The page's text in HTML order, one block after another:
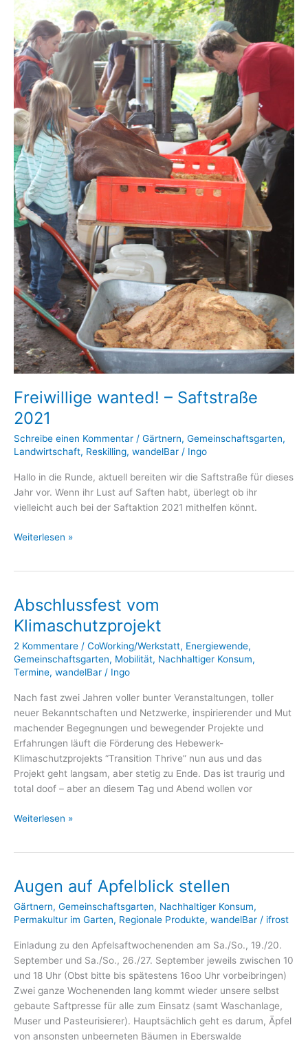
Freiwillige wanted! – Saftstraße
2021
Schreibe einen Kommentar / Gärtnern, Gemeinschaftsgarten,
Landwirtschaft, Reskilling, wandelBar / Ingo
Hallo in die Runde, aktuell bereiten wir die Saftstraße für dieses
Jahr vor. Wenn ihr Lust auf Saften habt, überlegt ob ihr
vielleicht auch bei der Saftaktion 2021 mithelfen könnt.
Freiwillige
2021
Weiterlesen »
Abschlussfest vom
Klimaschutzprojekt
2 Kommentare / CoWorking/Werkstatt, Energiewende,
Gemeinschaftsgarten, Mobilität, Nachhaltiger Konsum,
Termine, wandelBar / Ingo
Nach fast zwei Jahren voller bunter Veranstaltungen, toller
neuer Bekanntschaften und Netzwerke, inspirierender und Mut
machender Begegnungen und bewegender Projekte und
Erfahrungen läuft die Förderung des Hebewerk-
Klimaschutzprojekts “Transition Thrive” nun aus und das
Projekt geht langsam, aber stetig zu Ende. Das ist traurig und
total doof – aber an diesem Tag und Abend wollen vor
Abschlussfest
Weiterlesen »
Augen auf Apfelblick stellen
Gärtnern, Gemeinschaftsgarten, Nachhaltiger Konsum,
Permakultur im Garten, Regionale Produkte, wandelBar / ifrost
Einladung zu den Apfelsaftwochenenden am Sa./So., 19./20.
September und Sa./So., 26./27. September jeweils zwischen 10
und 18 Uhr (Obst bitte bis spätestens 16oo Uhr vorbeibringen)
Zwei ganze Wochenenden lang kommt wieder unsere selbst
gebaute Saftpresse für alle zum Einsatz (samt Waschanlage,
Muser und Pasteurisierer). Hauptsächlich geht es darum, Äpfel
von ansonsten unbeerneten Bäumen in Eberswalde